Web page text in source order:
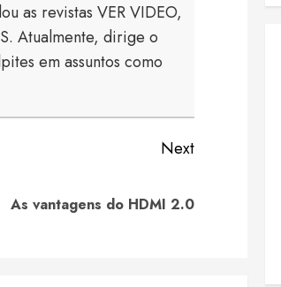
as revistas VER VIDEO,
Atualmente, dirige o
em assuntos como
Next
As vantagens do HDMI 2.0